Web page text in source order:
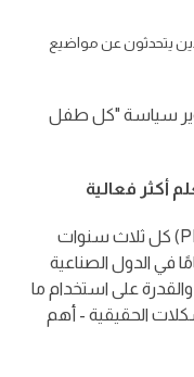
يتحدثون عن مواضيع
سياسة "كل طفل
أكثر فعالية
يقوم برنامج التقييم الدولي للطلاب (PISA) كل ثلاث سنوات
الأطفال الذين تبلغ أعمارهم 15 عامًا في الدول الصناعية
على استخدام ما
الحقيقية - أهم